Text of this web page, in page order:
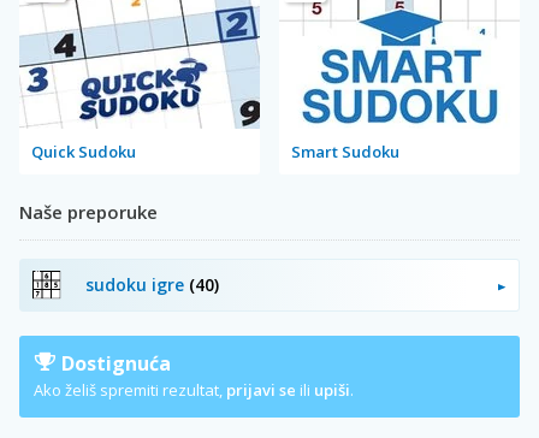
Quick Sudoku Smart Sudoku
Naše preporuke
sudoku igre (40)
Dostignuća
Ako želiš spremiti rezultat, prijavi se ili upiši.